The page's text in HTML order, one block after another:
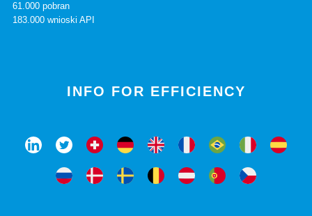
61.000 pobran
183.000 wnioski API
INFO FOR EFFICIENCY